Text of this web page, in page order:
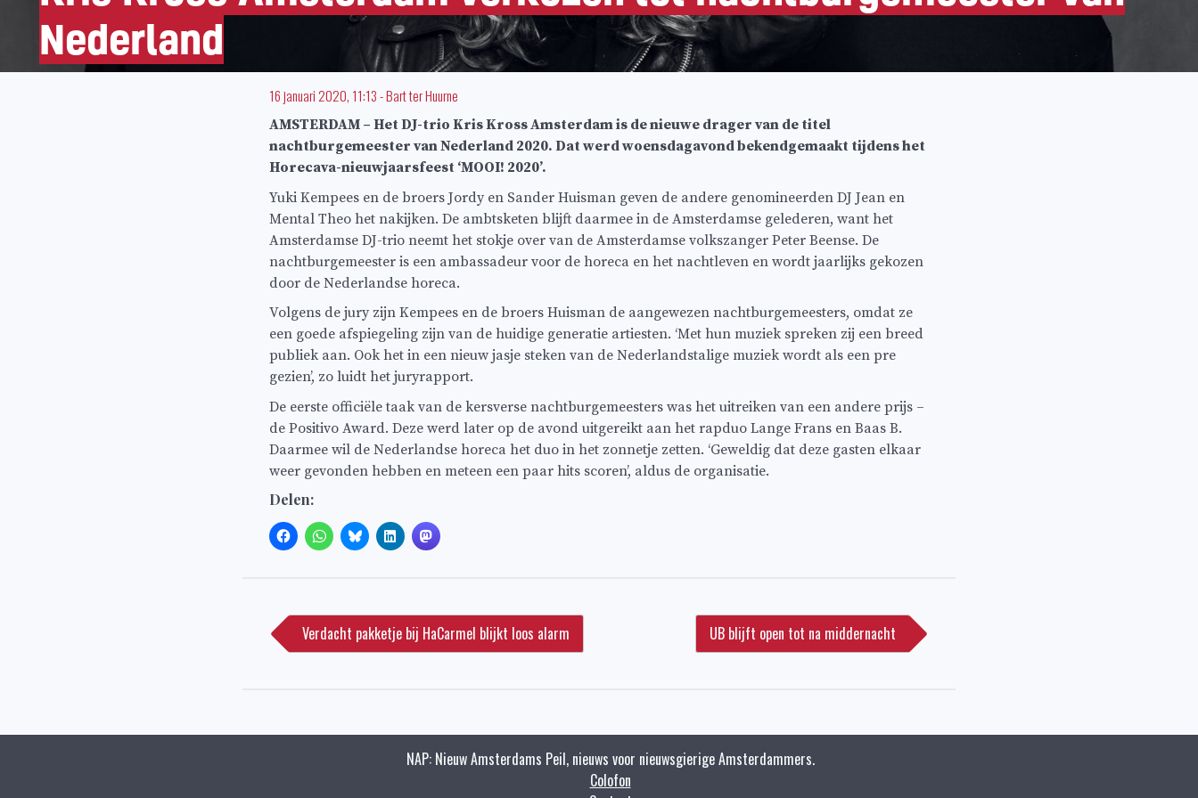
Nederland
16 januari 2020, 11:13-Bart ter Huurne
AMSTERDAM – Het DJ-trio Kris Kross Amsterdam is de nieuwe drager van de titel
nachtburgemeester van Nederland 2020. Dat werd woensdagavond bekendgemaakt tijdens het
Horecava-nieuwjaarsfeest ‘MOOI! 2020’.
Yuki Kempees en de broers Jordy en Sander Huisman geven de andere genomineerden DJ Jean en
Mental Theo het nakijken. De ambtsketen blijft daarmee in de Amsterdamse gelederen, want het
Amsterdamse DJ-trio neemt het stokje over van de Amsterdamse volkszanger Peter Beense. De
nachtburgemeester is een ambassadeur voor de horeca en het nachtleven en wordt jaarlijks gekozen
door de Nederlandse horeca.
Volgens de jury zijn Kempees en de broers Huisman de aangewezen nachtburgemeesters, omdat ze
een goede afspiegeling zijn van de huidige generatie artiesten. ‘Met hun muziek spreken zij een breed
publiek aan. Ook het in een nieuw jasje steken van de Nederlandstalige muziek wordt als een pre
gezien’, zo luidt het juryrapport.
De eerste officiële taak van de kersverse nachtburgemeesters was het uitreiken van een andere prijs –
de Positivo Award. Deze werd later op de avond uitgereikt aan het rapduo Lange Frans en Baas B.
Daarmee wil de Nederlandse horeca het duo in het zonnetje zetten. ‘Geweldig dat deze gasten elkaar
weer gevonden hebben en meteen een paar hits scoren’, aldus de organisatie.
Delen:
navigatie
Verdacht pakketje bij HaCarmel blijkt loos alarm UB blijft open tot na middernacht
NAP: Nieuw Amsterdams Peil, nieuws voor nieuwsgierige Amsterdammers.
Colofon